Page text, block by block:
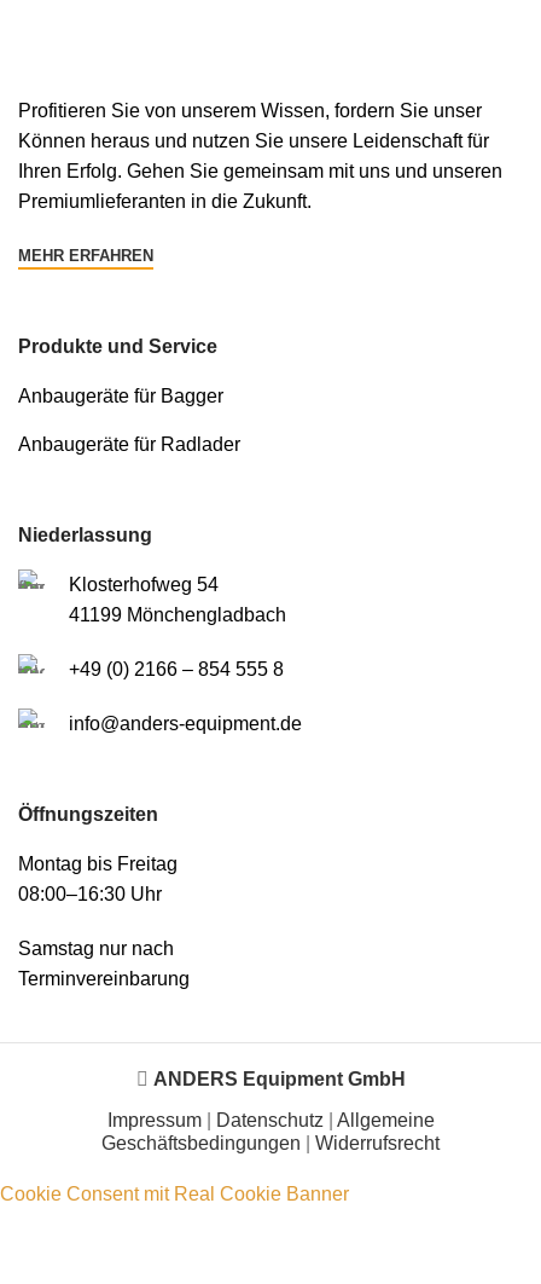
Profitieren Sie von unserem Wissen, fordern Sie unser
Können heraus und nutzen Sie unsere Leidenschaft für
Ihren Erfolg. Gehen Sie gemeinsam mit uns und unseren
Premiumlieferanten in die Zukunft.
MEHR ERFAHREN
Produkte und Service
Anbaugeräte für Bagger
Anbaugeräte für Radlader
Niederlassung
Klosterhofweg 54
41199 Mönchengladbach
+49 (0) 2166 – 854 555 8
info@anders-equipment.de
Öffnungszeiten
Montag bis Freitag
08:00–16:30 Uhr
Samstag nur nach
Terminvereinbarung
ANDERS Equipment GmbH
Impressum| Datenschutz| Allgemeine
Geschäftsbedingungen
Widerrufsrecht
Cookie Consent mit Real Cookie Banner